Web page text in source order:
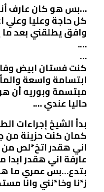
…بس هو كان عارف
كل حاجة وعليا وعلي
وافق يطلقني بعد
….
…
كنت فستان ابيض
ابتسامة واسعة
مبتسمة وبوريه أن
حاليا عندي ….
بدأ الشيخ إجراءات
كمان كنت حزينة من
اني هقدر اتخ*لص
عارفة اني هقدر ابدا
بتدع…بس عمري ما
ز*نا وخا*نني وانا